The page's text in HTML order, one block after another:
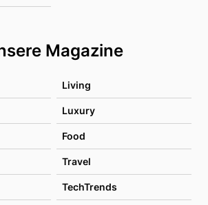
Magazine
Living
Luxury
Food
Travel
TechTrends